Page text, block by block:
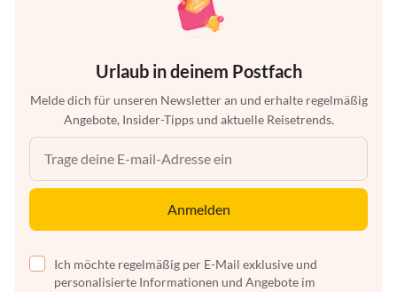
Urlaub in deinem Postfach
Melde dich für unseren Newsletter an und erhalte regelmäßig
Angebote, Insider-Tipps und aktuelle Reisetrends.
Anmelden
Ich möchte regelmäßig per E-Mail exklusive und
personalisierte Informationen und Angebote im